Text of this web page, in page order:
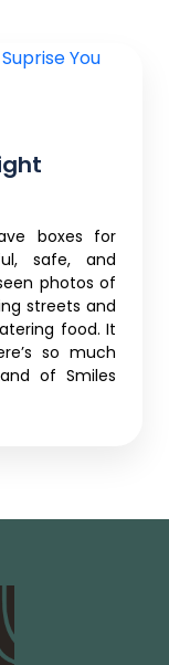
boxes for
safe, and
photos of
streets and
food. It
so much
of Smiles